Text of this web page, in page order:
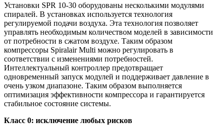
Установки SPR 10-30 оборудованы несколькими модулями
спиралей. В установках используется технология
регулируемой подачи воздуха. Эта технология позволяет
управлять необходимым количеством моделей в зависимости
от потребности в сжатом воздухе. Таким образом
компрессоры Spiralair Multi можно регулировать в
соответствии с изменениями потребностей.
Интеллектуальный контроллер предотвращает
одновременный запуск модулей и поддерживает давление в
очень узком диапазоне. Таким образом выполняется
оптимизация эффективности компрессора и гарантируется
стабильное состояние системы.
Класс 0: исключение любых рисков